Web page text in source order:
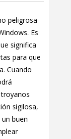
peligrosa
Es
significa
para que
Cuando
sigilosa,
buen